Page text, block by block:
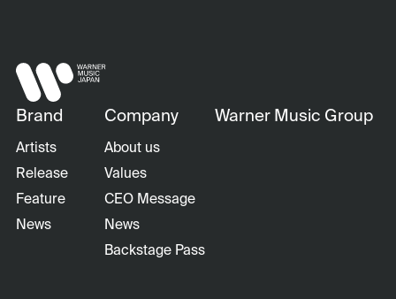
Brand
Artists
Release
Feature
News
Company
About us
Values
CEO Message
News
Backstage Pass
Warner Music Group